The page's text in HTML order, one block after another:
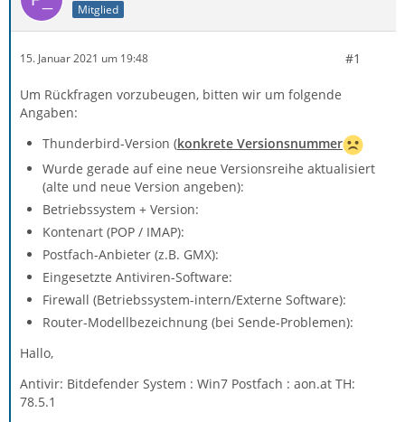
Mitglied
15. Januar 2021 um 19:48 #1
Um Rückfragen vorzubeugen, bitten wir um folgende
Angaben:
Thunderbird-Version (konkrete Versionsnummer
Wurde gerade auf eine neue Versionsreihe aktualisiert
(alte und neue Version angeben):
Betriebssystem + Version:
Kontenart (POP / IMAP):
Postfach-Anbieter (z.B. GMX):
Eingesetzte Antiviren-Software:
Firewall (Betriebssystem-intern/Externe Software):
Router-Modellbezeichnung (bei Sende-Problemen):
Hallo,
Antivir: Bitdefender System : Win7 Postfach : aon.at TH:
78.5.1